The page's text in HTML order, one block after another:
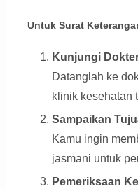
Untuk Surat
Kunjungi
Datanglah ke
klinik kesehatan
Sampaikan
Kamu ingin
jasmani untuk
Pemeriksaan